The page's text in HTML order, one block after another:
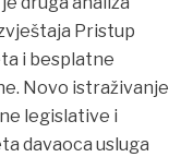
Pristup
i besplatne
Novo istraživanje
legislative i
davaoca usluga